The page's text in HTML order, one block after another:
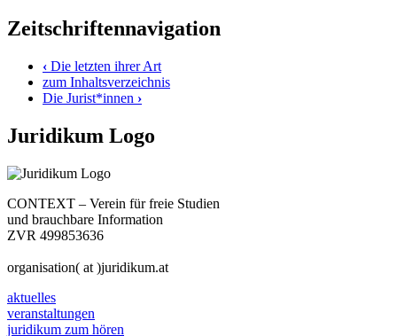
Zeitschriftennavigation
‹ Die letzten ihrer Art
zum Inhaltsverzeichnis
Die Jurist*innen ›
Juridikum Logo
CONTEXT – Verein für freie Studien
und brauchbare Information
ZVR 499853636
organisation( at )juridikum.at
aktuelles
veranstaltungen
juridikum zum hören